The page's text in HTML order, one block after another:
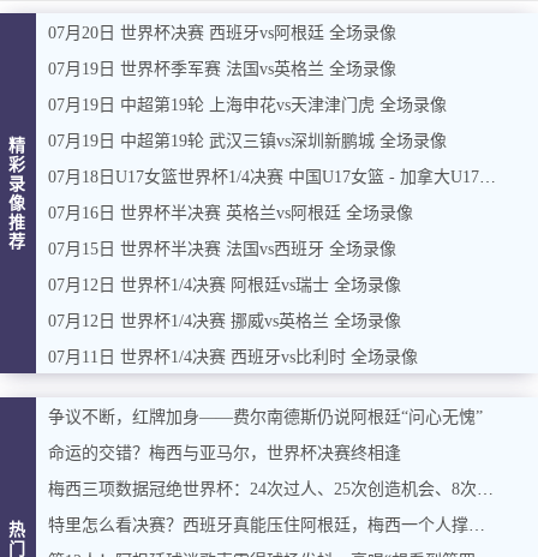
精
彩
录
像
推
荐
07月20日 世界杯决赛 西班牙vs阿根廷 全场录像
07月19日 世界杯季军赛 法国vs英格兰 全场录像
07月19日 中超第19轮 上海申花vs天津津门虎 全场录像
07月19日 中超第19轮 武汉三镇vs深圳新鹏城 全场录像
07月18日U17女篮世界杯1/4决赛 中国U17女篮 - 加拿大U17女篮 录像
07月16日 世界杯半决赛 英格兰vs阿根廷 全场录像
07月15日 世界杯半决赛 法国vs西班牙 全场录像
07月12日 世界杯1/4决赛 阿根廷vs瑞士 全场录像
07月12日 世界杯1/4决赛 挪威vs英格兰 全场录像
07月11日 世界杯1/4决赛 西班牙vs比利时 全场录像
热
门
争议不断，红牌加身——费尔南德斯仍说阿根廷“问心无愧”
命运的交错？梅西与亚马尔，世界杯决赛终相逢
梅西三项数据冠绝世界杯：24次过人、25次创造机会、8次重大机会
特里怎么看决赛？西班牙真能压住阿根廷，梅西一个人撑起进攻？